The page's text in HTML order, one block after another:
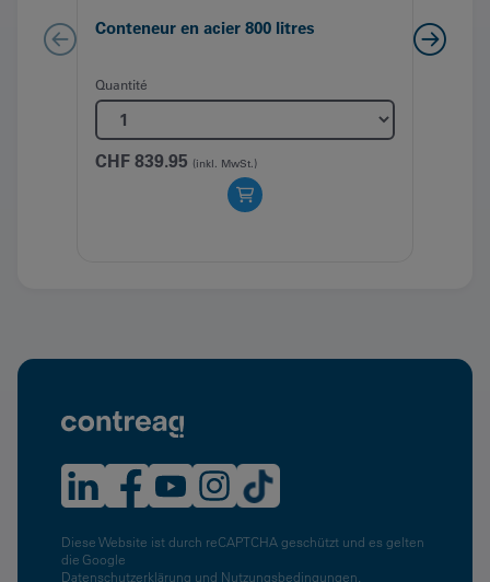
Conteneur en acier 800 litres
Quantité
CHF 839.95 (inkl. MwSt.)
Diese Website ist durch reCAPTCHA geschützt und es gelten
die Google
Datenschutzerklärung und Nutzungsbedingungen